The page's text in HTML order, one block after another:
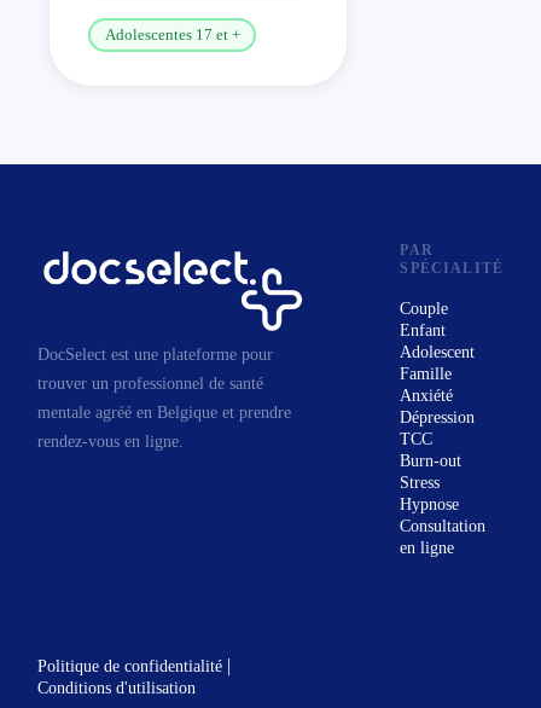
commencé à travailler
comme psychologue dans
de psychanalyse.
C’est donc depuis plus de 30
ans que je travaille dans le
domaine de la psychologie
et la thérapie psycho-
holistique ainsi que le yoga.
Qu’est ce que la thérapie
holistique apporte non-
Adolescentes 17 et +
DocSelect est une plateforme pour
trouver un professionnel de santé
mentale agréé en Belgique et prendre
rendez-vous en ligne.
PAR
SPÉCIALITÉ
Couple
Enfant
Adolescent
Famille
Anxiété
Dépression
TCC
Burn-out
Stress
Hypnose
Consultation
en ligne
Politique de confidentialité |
Conditions d'utilisation